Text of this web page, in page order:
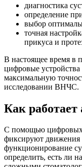
диагностика
определение
выбор
точная
прикуса и
В настоящее время в
цифровые
максимальную
исследовании ВНЧС.
Как работает
С помощью цифровых
фиксируют
функционирование
определить, есть ли